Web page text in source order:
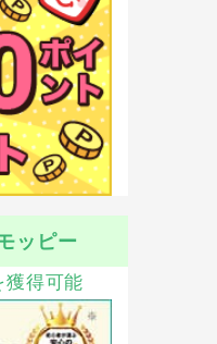
ッピー
獲得可能